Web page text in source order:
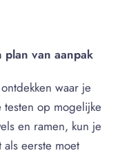
plan van aanpak
waar je
op mogelijke
en ramen, kun je
eerste moet